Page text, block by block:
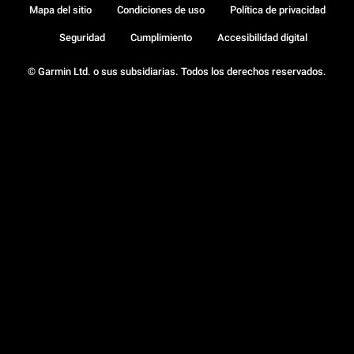
© Garmin Ltd. o sus subsidiarias. Todos los derechos reservados.
Mapa del sitio Condiciones de uso Política de privacidad
Seguridad Cumplimiento Accesibilidad digital